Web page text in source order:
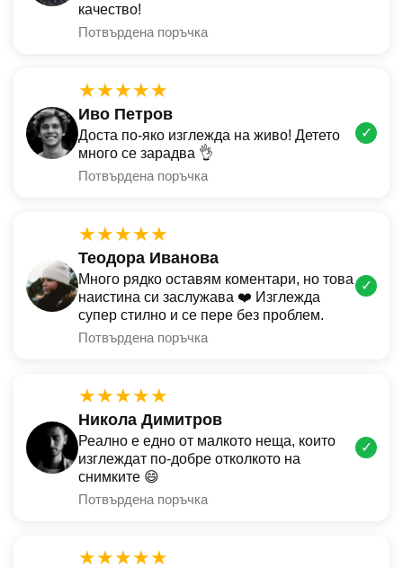
качество!
Потвърдена поръчка
★★★★★
Иво Петров
Доста по-яко изглежда на живо! Детето
много се зарадва 👌
Потвърдена поръчка
✓
★★★★★
Теодора Иванова
Много рядко оставям коментари, но това
наистина си заслужава ❤️ Изглежда
супер стилно и се пере без проблем.
Потвърдена поръчка
✓
★★★★★
Никола Димитров
Реално е едно от малкото неща, които
изглеждат по-добре отколкото на
снимките 😄
Потвърдена поръчка
✓
★★★★★